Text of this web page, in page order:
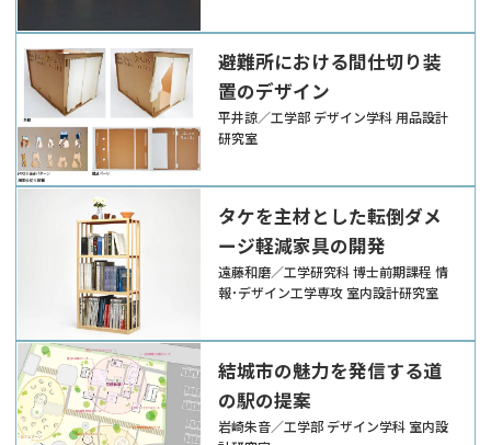
避難所における間仕切り装
置のデザイン
平井諒／工学部 デザイン学科 用品設計
研究室
タケを主材とした転倒ダメ
ージ軽減家具の開発
遠藤和磨／工学研究科 博士前期課程 情
報･デザイン工学専攻 室内設計研究室
結城市の魅力を発信する道
の駅の提案
岩崎朱音／工学部 デザイン学科 室内設